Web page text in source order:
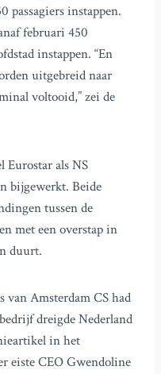
passagiers instappen.
februari 450
instappen. “En
uitgebreid naar
voltooid,” zei de
Eurostar als NS
bijgewerkt. Beide
tussen de
met een overstap in
duurt.
van Amsterdam CS had
dreigde Nederland
in het
eiste CEO Gwendoline